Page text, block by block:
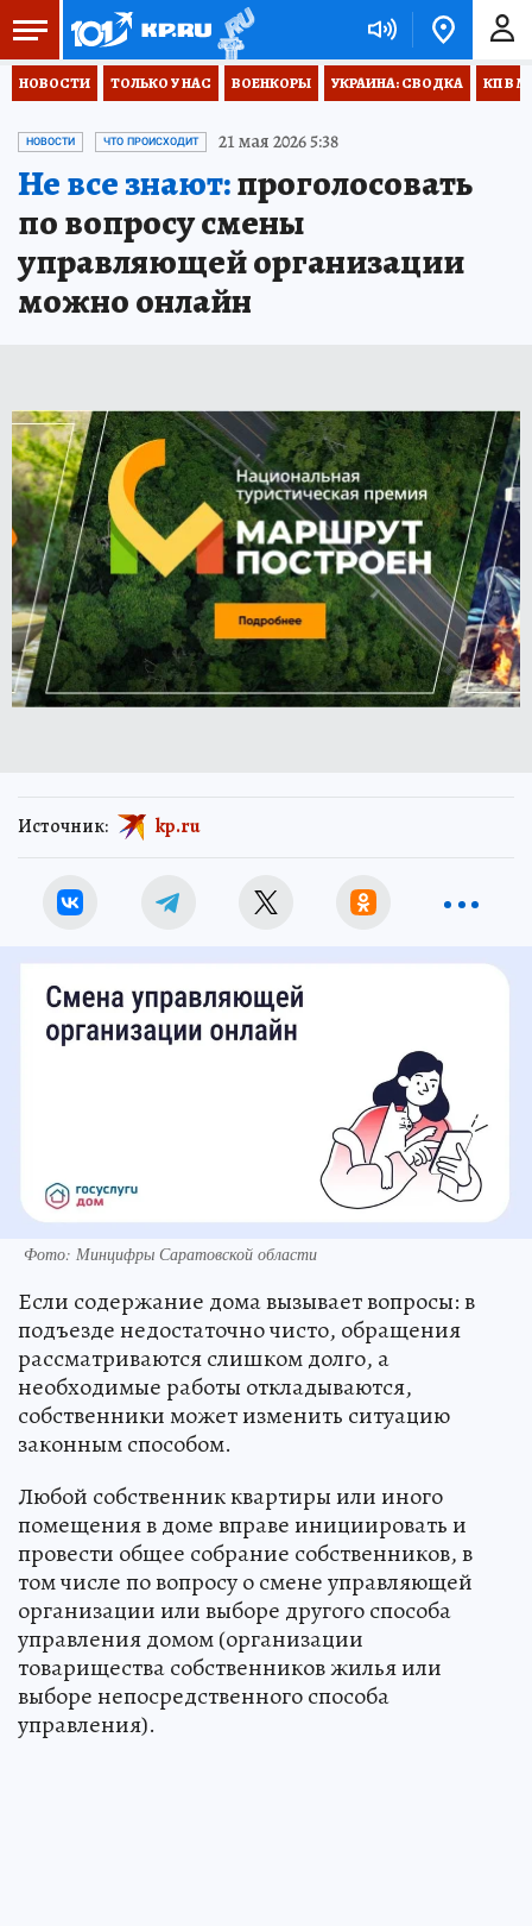
НОВОСТИ ТОЛЬКО У НАС ВОЕНКОРЫ УКРАИНА: СВОДКА КП В
НОВОСТИ ЧТО ПРОИСХОДИТ 21 мая 2026 5:38
Не все знают:проголосовать
по вопросу смены
управляющей организации
можно онлайн
Источник: kp.ru
Фото: Минцифры Саратовской области
Если содержание дома вызывает вопросы: в
подъезде недостаточно чисто, обращения
рассматриваются слишком долго, а
необходимые работы откладываются,
собственники может изменить ситуацию
законным способом.
Любой собственник квартиры или иного
помещения в доме вправе инициировать и
провести общее собрание собственников, в
том числе по вопросу о смене управляющей
организации или выборе другого способа
управления домом (организации
товарищества собственников жилья или
выборе непосредственного способа
управления).